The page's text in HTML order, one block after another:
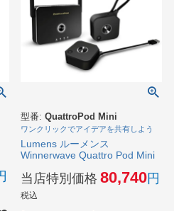
型番: QuattroPod Mini
ワンクリックでアイデアを共有しよう
Lumens ルーメンス
Winnerwave Quattro Pod Mini
当店特別価格 80,740
税込